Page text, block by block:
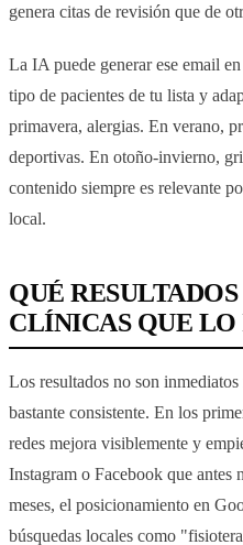
genera citas de revisión que de
La IA puede generar ese email
tipo de pacientes de tu lista y
primavera, alergias. En verano,
deportivas. En otoño-invierno,
contenido siempre es relevante
local.
QUÉ
CLÍNICAS QUE
Los resultados no son
bastante consistente. En los
redes mejora visiblemente y
Instagram o Facebook que antes
meses, el posicionamiento en
búsquedas locales como